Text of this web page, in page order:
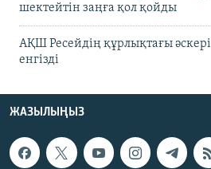
шектейтін заңға қол қойды
АҚШ Ресейдің құрлықтағы
енгізді
ЖАЗЫЛЫҢЫЗ